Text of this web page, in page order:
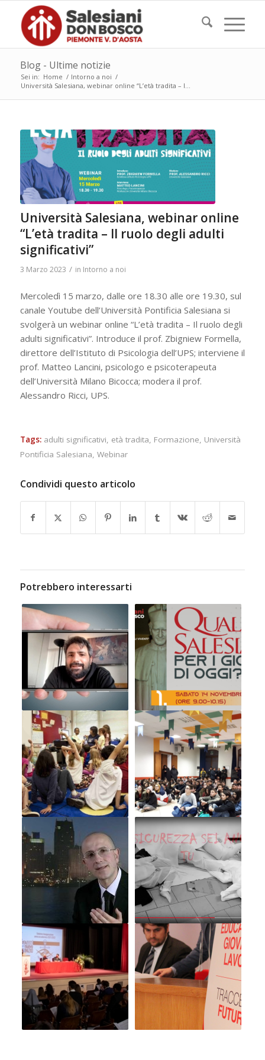
Blog - Ultime notizie
Sei in: Home / Intorno a noi /
Università Salesiana, webinar online “L’età tradita – I...
Università Salesiana, webinar online
“L’età tradita – Il ruolo degli adulti
significativi”
3 Marzo 2023 / in Intorno a noi
Mercoledì 15 marzo, dalle ore 18.30 alle ore 19.30, sul
canale Youtube dell’Università Pontificia Salesiana si
svolgerà un webinar online “L’età tradita – Il ruolo degli
adulti significativi”. Introduce il prof. Zbigniew Formella,
direttore dell’Istituto di Psicologia dell’UPS; interviene il
prof. Matteo Lancini, psicologo e psicoterapeuta
dell’Università Milano Bicocca; modera il prof.
Alessandro Ricci, UPS.
Tags: adulti significativi, età tradita, Formazione, Università
Pontificia Salesiana, Webinar
Condividi questo articolo
Potrebbero interessarti